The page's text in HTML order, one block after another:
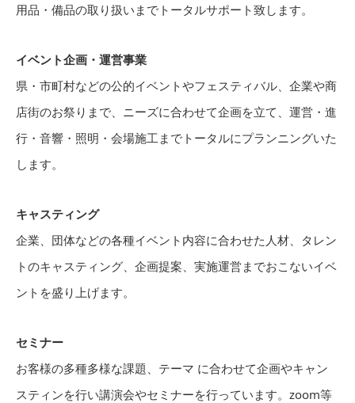
用品・備品の取り扱いまでトータルサポート致します。
イベント企画・運営事業
県・市町村などの公的イベントやフェスティバル、企業や商
店街のお祭りまで、ニーズに合わせて企画を立て、運営・進
行・音響・照明・会場施工までトータルにプランニングいた
します。
キャスティング
企業、団体などの各種イベント内容に合わせた人材、タレン
トのキャスティング、企画提案、実施運営までおこないイベ
ントを盛り上げます。
セミナー
お客様の多種多様な課題、テーマ に合わせて企画やキャン
スティンを行い講演会やセミナーを行っています。zoom等